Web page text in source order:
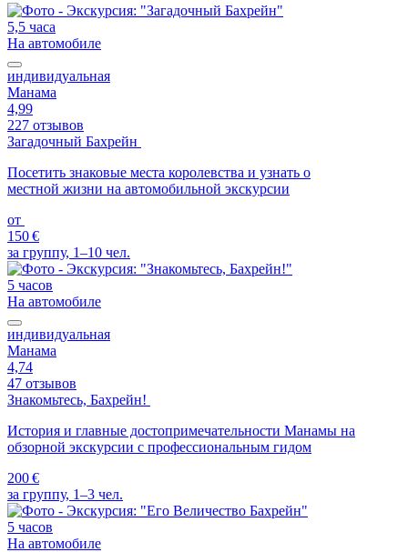
5,5 часа
На автомобиле
индивидуальная
Манама
4,99
227 отзывов
Загадочный Бахрейн
Посетить знаковые места королевства и узнать о
местной жизни на автомобильной экскурсии
от
150 €
за группу, 1–10 чел.
5 часов
На автомобиле
индивидуальная
Манама
4,74
47 отзывов
Знакомьтесь, Бахрейн!
История и главные достопримечательности Манамы на
обзорной экскурсии с профессиональным гидом
200 €
за группу, 1–3 чел.
5 часов
На автомобиле